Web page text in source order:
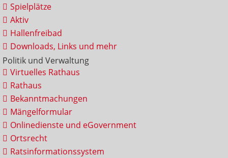
Spielplätze
Aktiv
Hallenfreibad
Downloads, Links und mehr
Politik und Verwaltung
Virtuelles Rathaus
Rathaus
Bekanntmachungen
Mängelformular
Onlinedienste und eGovernment
Ortsrecht
Ratsinformationssystem